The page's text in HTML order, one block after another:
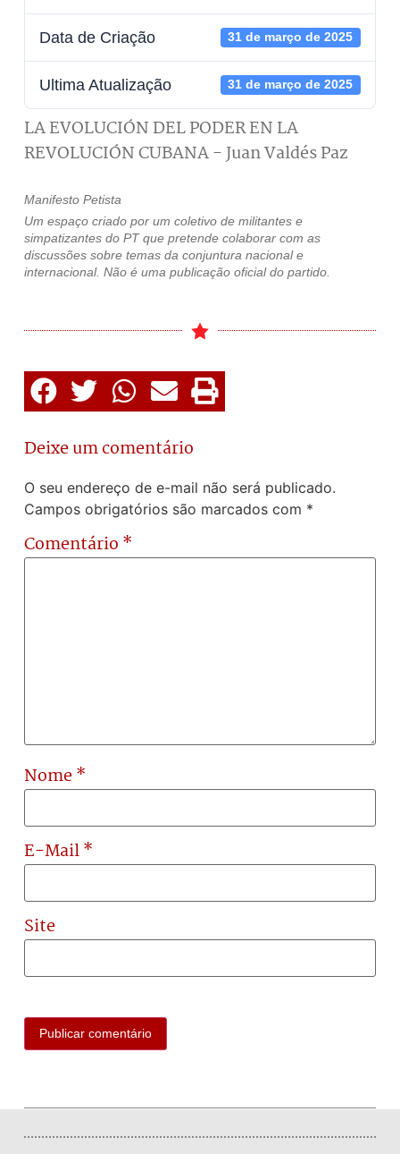
Data de Criação 31 de março de 2025
Ultima Atualização 31 de março de 2025
LA EVOLUCIÓN DEL PODER EN LA
REVOLUCIÓN CUBANA - Juan Valdés Paz
Manifesto Petista
Um espaço criado por um coletivo de militantes e
simpatizantes do PT que pretende colaborar com as
discussões sobre temas da conjuntura nacional e
internacional. Não é uma publicação oficial do partido.
Deixe um comentário
O seu endereço de e-mail não será publicado.
Campos obrigatórios são marcados com *
Comentário *
Nome*
E-Mail*
Site